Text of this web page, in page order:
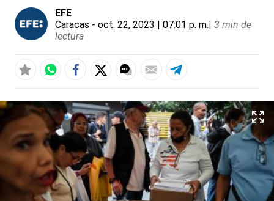
EFE
Caracas - oct. 22, 2023 | 07:01 p. m.| 3 min de
lectura